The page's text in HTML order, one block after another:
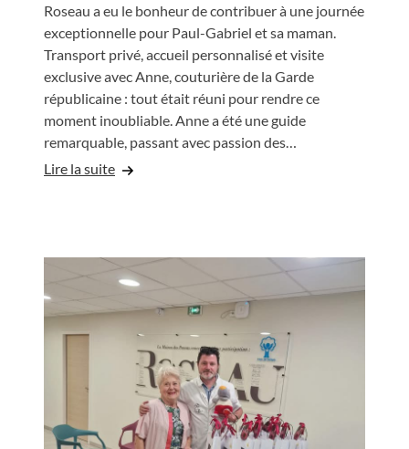
Roseau a eu le bonheur de contribuer à une journée
exceptionnelle pour Paul-Gabriel et sa maman.
Transport privé, accueil personnalisé et visite
exclusive avec Anne, couturière de la Garde
républicaine : tout était réuni pour rendre ce
moment inoubliable. Anne a été une guide
remarquable, passant avec passion des…
Lire la suite